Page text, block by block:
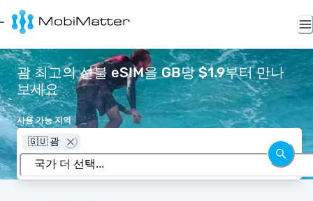
괌 최고의 선불 eSIM을 GB당 $1.9부터 만나
보세요
사용 가능 지역
🇬🇺 괌